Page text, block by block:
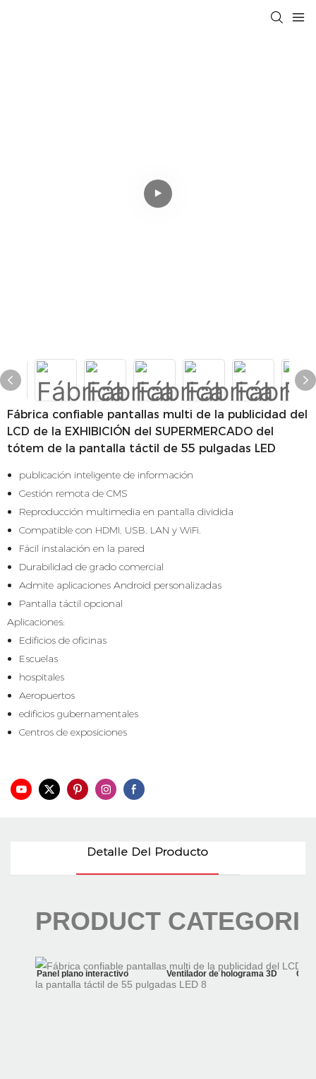
Fábrica confiable pantallas multi de la publicidad del
LCD de la EXHIBICIÓN del SUPERMERCADO del
tótem de la pantalla táctil de 55 pulgadas LED
publicación inteligente de información
Gestión remota de CMS
Reproducción multimedia en pantalla dividida
Compatible con HDMI, USB, LAN y WiFi.
Fácil instalación en la pared
Durabilidad de grado comercial
Admite aplicaciones Android personalizadas
Pantalla táctil opcional
Aplicaciones:
Edificios de oficinas
Escuelas
hospitales
Aeropuertos
edificios gubernamentales
Centros de exposiciones
Detalle Del Producto
PRODUCT
Panel plano interactivo Ventilador de holograma 3D